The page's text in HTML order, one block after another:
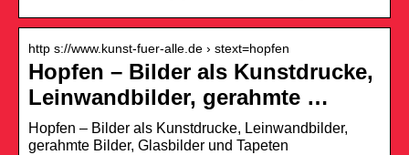
http s://www.kunst-fuer-alle.de › stext=hopfen
Hopfen – Bilder als Kunstdrucke,
Leinwandbilder, gerahmte …
Hopfen – Bilder als Kunstdrucke, Leinwandbilder,
gerahmte Bilder, Glasbilder und Tapeten